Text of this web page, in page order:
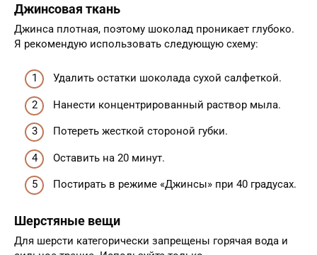
Джинсовая ткань
Джинса плотная, поэтому шоколад проникает глубоко.
Я рекомендую использовать следующую схему:
Удалить остатки шоколада сухой салфеткой.
Нанести концентрированный раствор мыла.
Потереть жесткой стороной губки.
Оставить на 20 минут.
Постирать в режиме «Джинсы» при 40 градусах.
Шерстяные вещи
Для шерсти категорически запрещены горячая вода и